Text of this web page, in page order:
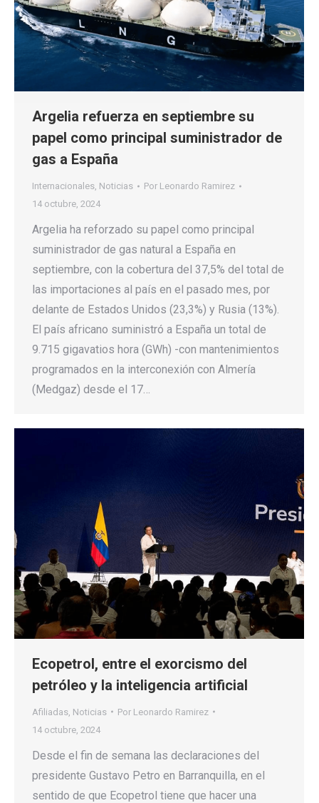
Argelia refuerza en septiembre su
papel como principal suministrador de
gas a España
Internacionales, Noticias Por Leonardo Ramirez
14 octubre, 2024
Argelia ha reforzado su papel como principal
suministrador de gas natural a España en
septiembre, con la cobertura del 37,5% del total de
las importaciones al país en el pasado mes, por
delante de Estados Unidos (23,3%) y Rusia (13%).
El país africano suministró a España un total de
9.715 gigavatios hora (GWh) -con mantenimientos
programados en la interconexión con Almería
(Medgaz) desde el 17…
Ecopetrol, entre el exorcismo del
petróleo y la inteligencia artificial
Afiliadas Noticias Por Leonardo Ramirez
14 octubre, 2024
Desde el fin de semana las declaraciones del
presidente Gustavo Petro en Barranquilla, en el
sentido de que Ecopetrol tiene que hacer una